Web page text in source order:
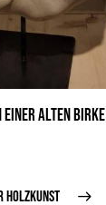
EINER ALTEN BIRKE
HOLZKUNST